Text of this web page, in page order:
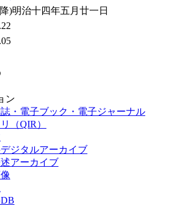
)明治十四年五月廿一日
ン
・電子ブック・電子ジャーナル
（QIR）
ジタルアーカイブ
アーカイブ